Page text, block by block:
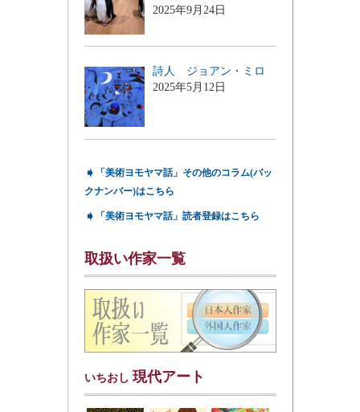
2025年9月24日
詩人 ジョアン・ミロ
2025年5月12日
➧
「美術ヨモヤマ話」その他のコラム(バッ
クナンバー)はこちら
➧ 「美術ヨモヤマ話」読者登録はこちら
取扱い作家一覧
いちおし 現代アート